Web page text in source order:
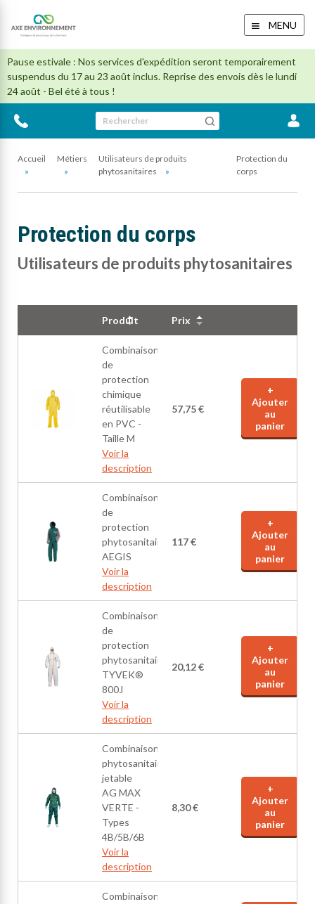
Pause estivale : Nos services d'expédition seront temporairement
suspendus du 17 au 23 août inclus. Reprise des envois dès le lundi
24 août - Bel été à tous !
MENU
Rechercher
Accueil Métiers
Utilisateurs de produits
phytosanitaires
Protection du
corps
Protection du corps
Utilisateurs de produits phytosanitaires
Produit Prix
Combinaison
de
protection
chimique
réutilisable
en PVC -
Taille M
Voir la
description
57,75 €
+
Ajouter
au
panier
Combinaison
de
protection
phytosanitaire
AEGIS
Voir la
description
117 €
+
Ajouter
au
panier
Combinaison
de
protection
phytosanitaire
TYVEK®
800J
Voir la
description
20,12 €
+
Ajouter
au
panier
Combinaison
phytosanitaire
jetable
AG MAX
VERTE -
Types
4B/5B/6B
Voir la
description
8,30 €
+
Ajouter
au
panier
Combinaison